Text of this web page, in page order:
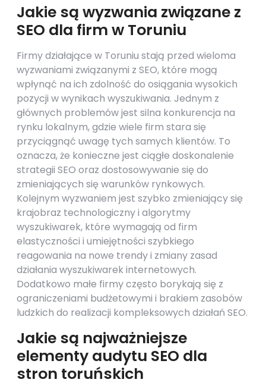
Jakie są wyzwania związane z
SEO dla firm w Toruniu
Firmy działające w Toruniu stają przed wieloma
wyzwaniami związanymi z SEO, które mogą
wpłynąć na ich zdolność do osiągania wysokich
pozycji w wynikach wyszukiwania. Jednym z
głównych problemów jest silna konkurencja na
rynku lokalnym, gdzie wiele firm stara się
przyciągnąć uwagę tych samych klientów. To
oznacza, że konieczne jest ciągłe doskonalenie
strategii SEO oraz dostosowywanie się do
zmieniających się warunków rynkowych.
Kolejnym wyzwaniem jest szybko zmieniający się
krajobraz technologiczny i algorytmy
wyszukiwarek, które wymagają od firm
elastyczności i umiejętności szybkiego
reagowania na nowe trendy i zmiany zasad
działania wyszukiwarek internetowych.
Dodatkowo małe firmy często borykają się z
ograniczeniami budżetowymi i brakiem zasobów
ludzkich do realizacji kompleksowych działań SEO.
Jakie są najważniejsze
elementy audytu SEO dla
stron toruńskich